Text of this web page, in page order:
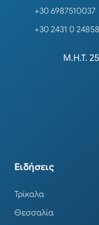
+30 6987510037
+30 2431 0 24858
Μ.Η.Τ.
Ειδήσεις
Τρίκαλα
Θεσσαλία